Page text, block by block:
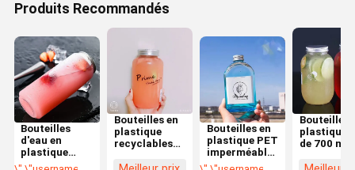
Produits Recommandés
Bouteilles
d'eau en
plastique
personnalisées
Bouteilles en
plastique
recyclables
capuchon à
Bouteilles en
plastique PET
imperméables
pour
Bouteilles
plastique
de 700 ml
couvercle